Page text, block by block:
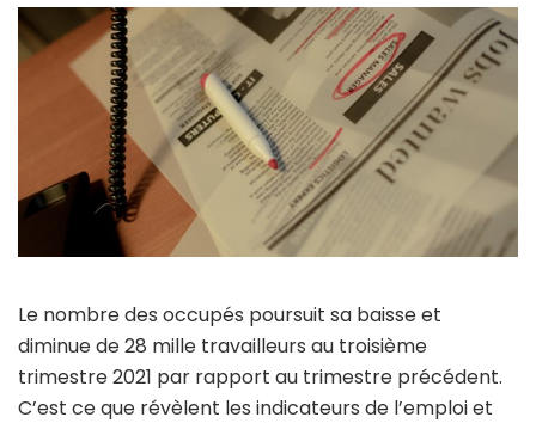
Le nombre des occupés poursuit sa baisse et
diminue de 28 mille travailleurs au troisième
trimestre 2021 par rapport au trimestre précédent.
C’est ce que révèlent les indicateurs de l’emploi et